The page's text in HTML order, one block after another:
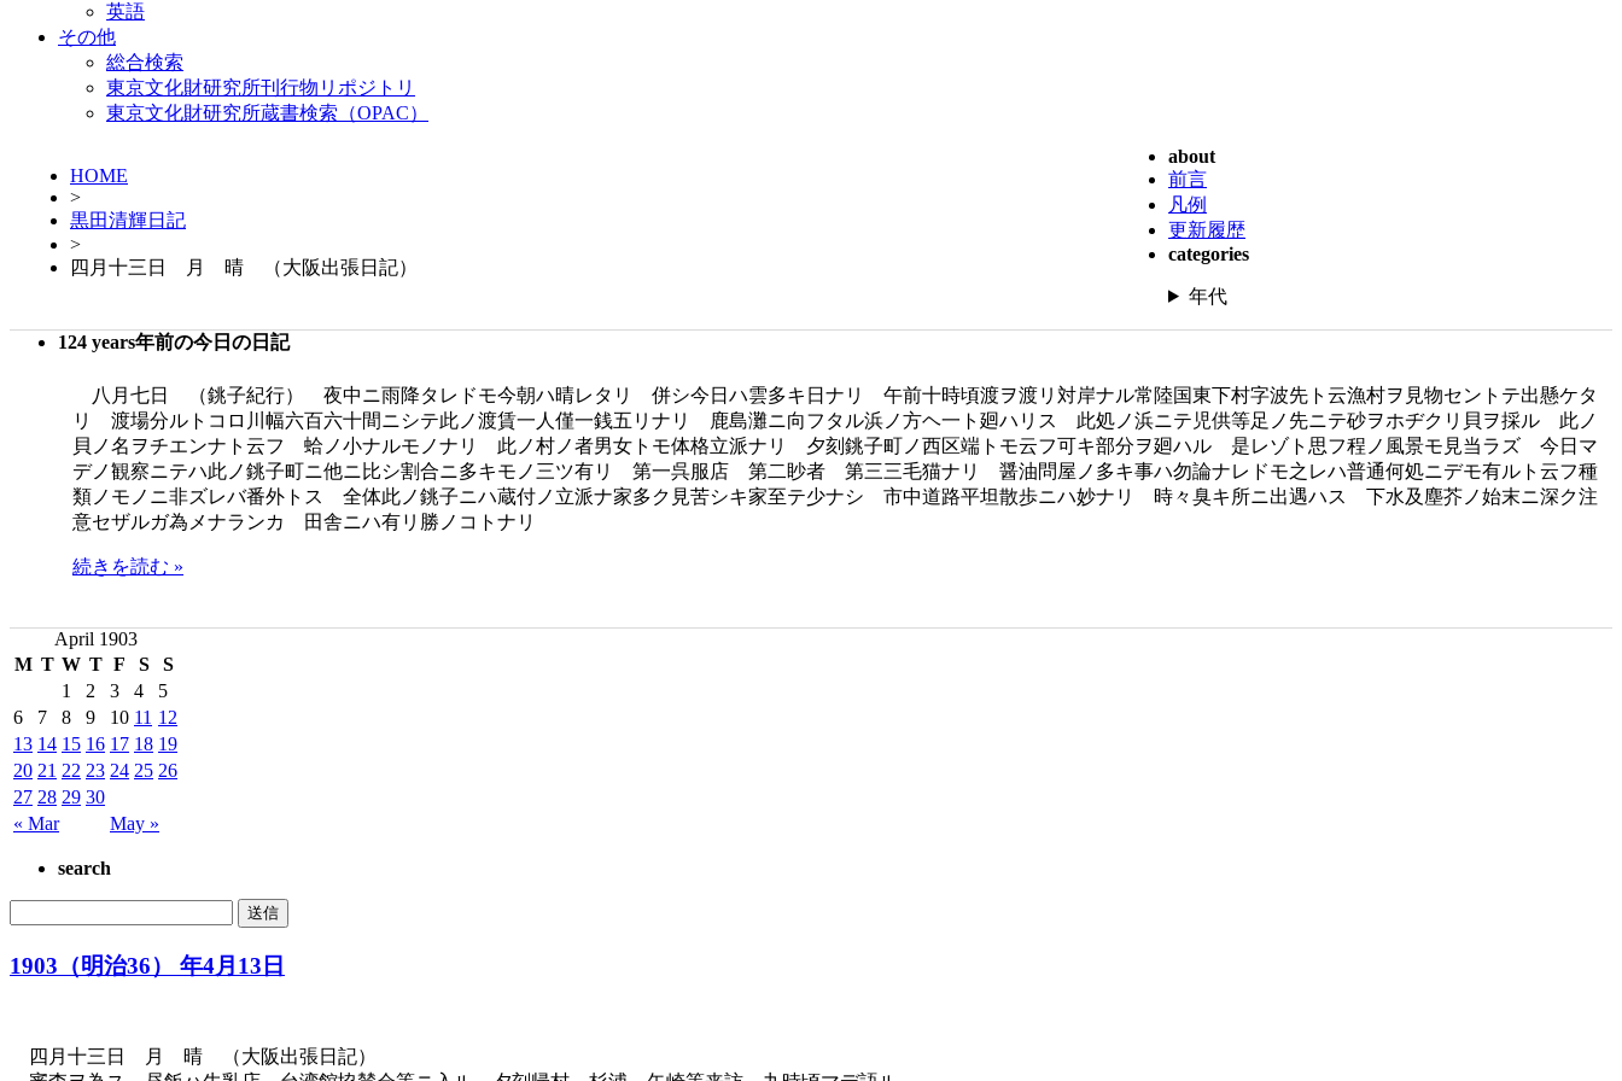
英語
その他
総合検索
東京文化財研究所刊行物リポジトリ
東京文化財研究所蔵書検索（OPAC）
HOME
>
黒田清輝日記
>
四月十三日 月 晴 （大阪出張日記）
about
前言
凡例
更新履歴
categories
年代
124 years年前の今日の日記
八月七日 （銚子紀行） 夜中ニ雨降タレドモ今朝ハ晴レタリ 併シ今日ハ雲多キ日ナリ 午前十時頃渡ヲ渡リ対岸ナル常陸国東下村字波先ト云漁村ヲ見物セントテ出懸ケタ
リ 渡場分ルトコロ川幅六百六十間ニシテ此ノ渡賃一人僅一銭五リナリ 鹿島灘ニ向フタル浜ノ方ヘ一ト廻ハリス 此処ノ浜ニテ児供等足ノ先ニテ砂ヲホヂクリ貝ヲ採ル 此ノ
貝ノ名ヲチエンナト云フ 蛤ノ小ナルモノナリ 此ノ村ノ者男女トモ体格立派ナリ 夕刻銚子町ノ西区端トモ云フ可キ部分ヲ廻ハル 是レゾト思フ程ノ風景モ見当ラズ 今日マ
デノ観察ニテハ此ノ銚子町ニ他ニ比シ割合ニ多キモノ三ツ有リ 第一呉服店 第二眇者 第三三毛猫ナリ 醤油問屋ノ多キ事ハ勿論ナレドモ之レハ普通何処ニデモ有ルト云フ種
類ノモノニ非ズレバ番外トス 全体此ノ銚子ニハ蔵付ノ立派ナ家多ク見苦シキ家至テ少ナシ 市中道路平坦散歩ニハ妙ナリ 時々臭キ所ニ出遇ハス 下水及塵芥ノ始末ニ深ク注
意セザルガ為メナランカ 田舎ニハ有リ勝ノコトナリ
続きを読む »
April 1903
M T W T F S S
« Mar May »
1 2 3 4
5
6
7 8 9 10 11 12
13 14 15 16 17 18 19
20 21 22 23 24 25 26
27 28 29 30
search
1903（明治36） 年4月13日
四月十三日 月 晴 （大阪出張日記）